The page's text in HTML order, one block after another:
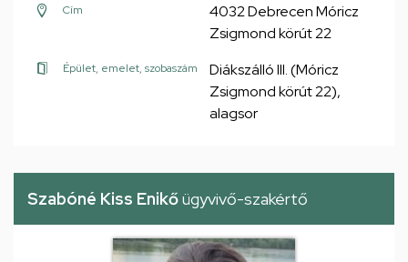
Cím
4032 Debrecen Móricz
Zsigmond körút 22
Épület, emelet, szobaszám
Diákszálló III. (Móricz
Zsigmond körút 22),
alagsor
Szabóné Kiss Enikőügyvivő-szakértő